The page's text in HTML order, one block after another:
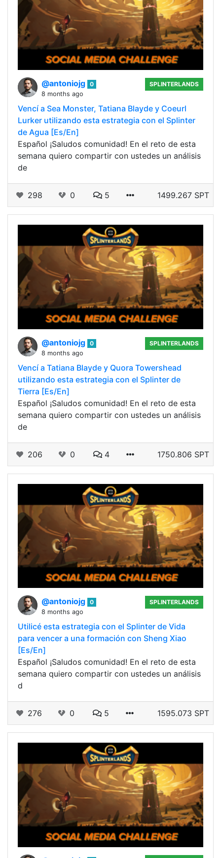
@antoniojg 0
8 months ago
SPLINTERLANDS
Vencí a Sea Monster, Tatiana Blayde y Coeurl
Lurker utilizando esta estrategia con el Splinter
de Agua [Es/En]
Español ¡Saludos comunidad! En el reto de esta
semana quiero compartir con ustedes un análisis
de
298 0 5 1499.267 SPT
@antoniojg 0
8 months ago
SPLINTERLANDS
Vencí a Tatiana Blayde y Quora Towershead
utilizando esta estrategia con el Splinter de
Tierra [Es/En]
Español ¡Saludos comunidad! En el reto de esta
semana quiero compartir con ustedes un análisis
de
206 0 4 1750.806 SPT
@antoniojg 0
8 months ago
SPLINTERLANDS
Utilicé esta estrategia con el Splinter de Vida
para vencer a una formación con Sheng Xiao
[Es/En]
Español ¡Saludos comunidad! En el reto de esta
semana quiero compartir con ustedes un análisis
d
276 0 5 1595.073 SPT